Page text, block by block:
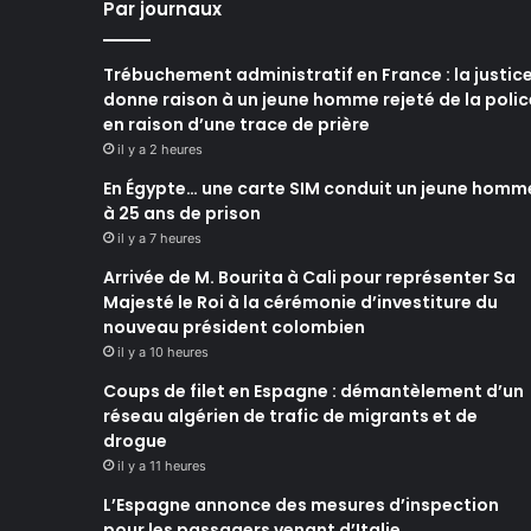
Par journaux
Trébuchement administratif en France : la justice
donne raison à un jeune homme rejeté de la
en raison d’une trace de prière
il y a 2 heures
En Égypte… une carte SIM conduit un jeune
à 25 ans de prison
il y a 7 heures
Arrivée de M. Bourita à Cali pour représenter Sa
Majesté le Roi à la cérémonie d’investiture du
nouveau président colombien
il y a 10 heures
Coups de filet en Espagne : démantèlement d’un
réseau algérien de trafic de migrants et de
drogue
il y a 11 heures
L’Espagne annonce des mesures d’inspection